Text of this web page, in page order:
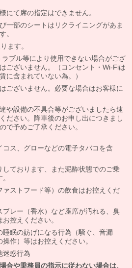
にて席の指定はできません。
一部のシートはリクライニングがあま
。
ます。
ブル等により使用できない場合がござ
ございません。（コンセント・Wi-Fiは
に含まれていない為。）
ございません。必要な場合はお客様に
や設備の不具合等がございましたら速
ださい。降車後のお申し出につきまし
で予めご了承ください。
ス、グローなどの電子タバコを含
しております、また泥酔状態でのご乗
ァストフード等）の飲食はお控えくだ
レー（香水）など座席が汚れる、臭
控えください。
睡眠の妨げになる行為（騒ぐ、音漏
作）等はお控えください。
迷惑行為
合や乗務員の指示に従わない場合は、